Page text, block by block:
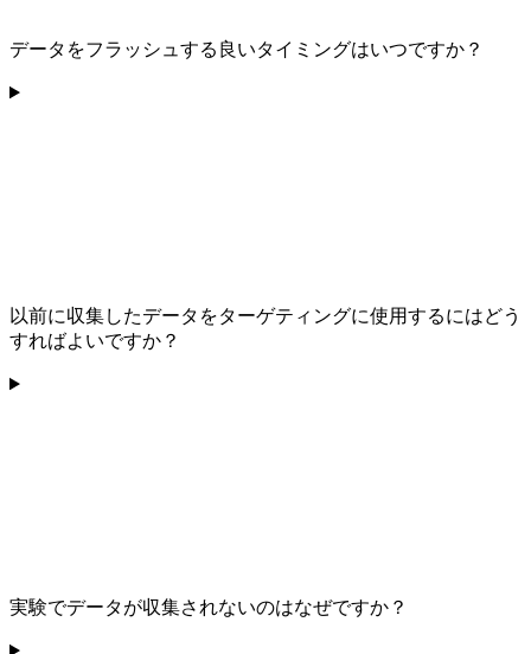
データをフラッシュする良いタイミングはいつですか？
以前に収集したデータをターゲティングに使用するにはどう
すればよいですか？
実験でデータが収集されないのはなぜですか？